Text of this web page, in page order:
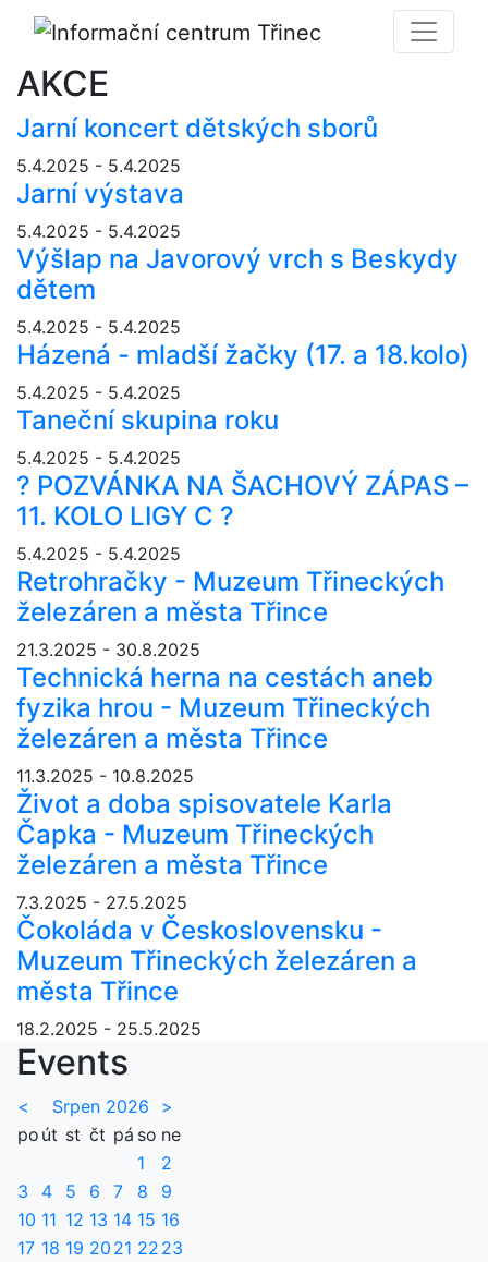
AKCE
Jarní koncert dětských sborů
5.4.2025 - 5.4.2025
Jarní výstava
5.4.2025 - 5.4.2025
Výšlap na Javorový vrch s Beskydy
dětem
5.4.2025 - 5.4.2025
Házená - mladší žačky (17. a 18.kolo)
5.4.2025 - 5.4.2025
Taneční skupina roku
5.4.2025 - 5.4.2025
? POZVÁNKA NA ŠACHOVÝ ZÁPAS –
11. KOLO LIGY C ?
5.4.2025 - 5.4.2025
Retrohračky - Muzeum Třineckých
železáren a města Třince
21.3.2025 - 30.8.2025
Technická herna na cestách aneb
fyzika hrou - Muzeum Třineckých
železáren a města Třince
11.3.2025 - 10.8.2025
Život a doba spisovatele Karla
Čapka - Muzeum Třineckých
železáren a města Třince
7.3.2025 - 27.5.2025
Čokoláda v Československu -
Muzeum Třineckých železáren a
města Třince
18.2.2025 - 25.5.2025
Events
< Srpen 2026
>
po út st čt pá so ne
1
2
3
4 5 6 7 8
9
10 11 12 13 14 15 16
17 18 19 20 21 22 23